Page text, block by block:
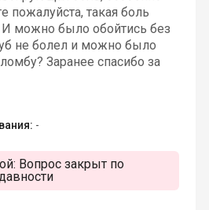
пожалуйста, такая боль
И можно было обойтись без
не болел и можно было
Заранее спасибо за
-
Вопрос закрыт по